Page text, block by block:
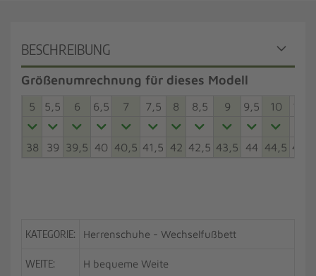
BESCHREIBUNG
Größenumrechnung für dieses Modell
5 5,5 6 6,5 7 7,5 8 8,5 9 9,5 10
38 39 39,5 40 40,5 41,5 42 42,5 43,5 44 44,5 45,5
KATEGORIE: Herrenschuhe - Wechselfußbett
WEITE: H bequeme Weite